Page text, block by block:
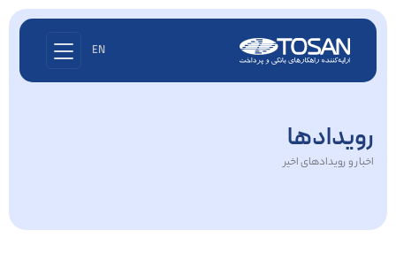
EN
رویدادها
اخبار و رویدادهای اخیر